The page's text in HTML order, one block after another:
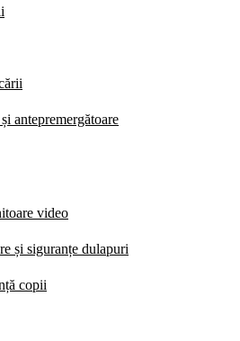
antepremergătoare
video
și siguranțe dulapuri
copii